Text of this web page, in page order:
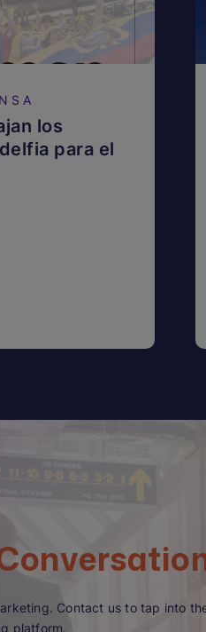
los
para el
Contact us to tap into
platform.